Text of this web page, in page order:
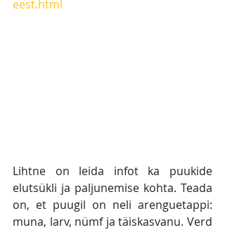
eest.html
Lihtne on leida infot ka puukide
elutsükli ja paljunemise kohta. Teada
on, et puugil on neli arenguetappi:
muna, larv, nümf ja täiskasvanu. Verd